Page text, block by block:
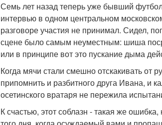
Семь лет назад теперь уже бывший
интервью в одном центральном
разговоре участия не принимал. Сидел,
сцене было самым неуместным: шиша
или в принципе вот это пускание дыма
Когда мячи стали смешно отскакивать от
припомнить и разбитного друга Ивана, и
осетинского вратаря не пережила
К счастью, этот соблазн - такая же